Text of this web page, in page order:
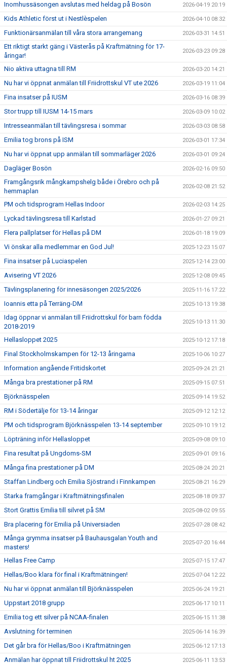
Inomhussäsongen avslutas med heldag på Bosön 2026-04-19 20:19
Kids Athletic först ut i Nestlèspelen 2026-04-10 08:32
Funktionärsanmälan till våra stora arrangemang 2026-03-31 14:51
Ett riktigt starkt gäng i Västerås på Kraftmätning för 17-
åringar!
2026-03-23 09:28
Nio aktiva uttagna till RM 2026-03-20 14:21
Nu har vi öppnat anmälan till Friidrottskul VT ute 2026 2026-03-19 11:04
Fina insatser på IUSM 2026-03-16 08:39
Stor trupp till IUSM 14-15 mars 2026-03-09 10:02
Intresseanmälan till tävlingsresa i sommar 2026-03-03 08:58
Emilia tog brons på ISM 2026-03-01 17:34
Nu har vi öppnat upp anmälan till sommarläger 2026 2026-03-01 09:24
Dagläger Bosön 2026-02-16 09:50
Framgångsrik mångkampshelg både i Örebro och på
hemmaplan
2026-02-08 21:52
PM och tidsprogram Hellas Indoor 2026-02-03 14:25
Lyckad tävlingsresa till Karlstad 2026-01-27 09:21
Flera pallplatser för Hellas på DM 2026-01-18 19:09
Vi önskar alla medlemmar en God Jul! 2025-12-23 15:07
Fina insatser på Luciaspelen 2025-12-14 23:00
Avisering VT 2026 2025-12-08 09:45
Tävlingsplanering för innesäsongen 2025/2026 2025-11-16 17:22
Ioannis etta på Terräng-DM 2025-10-13 19:38
Idag öppnar vi anmälan till Friidrottskul för barn födda
2018-2019
2025-10-13 11:30
Hellasloppet 2025 2025-10-12 17:18
Final Stockholmskampen för 12-13 åringarna 2025-10-06 10:27
Information angående Fritidskortet 2025-09-24 21:21
Många bra prestationer på RM 2025-09-15 07:51
Björknässpelen 2025-09-14 19:52
RM i Södertälje för 13-14 åringar 2025-09-12 12:12
PM och tidsprogram Björknässpelen 13-14 september 2025-09-10 19:12
Löpträning inför Hellasloppet 2025-09-08 09:10
Fina resultat på Ungdoms-SM 2025-09-01 09:16
Många fina prestationer på DM 2025-08-24 20:21
Staffan Lindberg och Emilia Sjöstrand i Finnkampen 2025-08-21 16:29
Starka framgångar i Kraftmätningsfinalen 2025-08-18 09:37
Stort Grattis Emilia till silvret på SM 2025-08-02 09:55
Bra placering för Emilia på Universiaden 2025-07-28 08:42
Många grymma insatser på Bauhausgalan Youth and
masters!
2025-07-20 16:44
Hellas Free Camp 2025-07-15 17:47
Hellas/Boo klara för final i Kraftmätningen! 2025-07-04 12:22
Nu har vi öppnat anmälan till Björknässpelen 2025-06-24 19:21
Uppstart 2018 grupp 2025-06-17 10:11
Emilia tog ett silver på NCAA-finalen 2025-06-15 11:38
Avslutning för terminen 2025-06-14 16:39
Det går bra för Hellas/Boo i Kraftmätningen 2025-06-12 17:13
Anmälan har öppnat till Friidrottskul ht 2025 2025-06-11 13:53